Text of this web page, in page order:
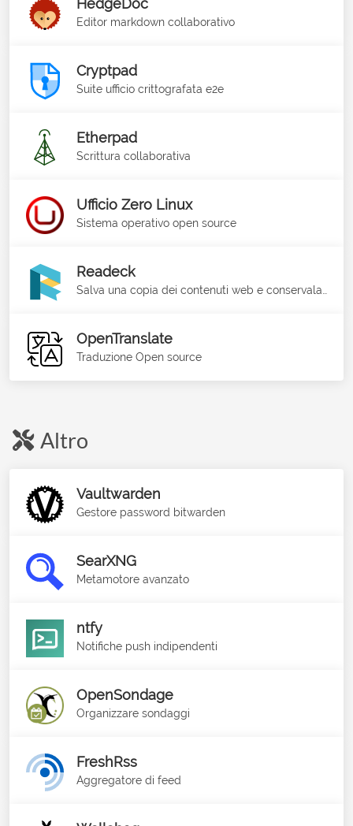
HedgeDoc
Editor markdown collaborativo
Cryptpad
Suite ufficio crittografata e2e
Etherpad
Scrittura collaborativa
Ufficio Zero Linux
Sistema operativo open source
Readeck
OpenTranslate
Traduzione Open source
Altro
Vaultwarden
Gestore password bitwarden
SearXNG
Metamotore avanzato
ntfy
Notifiche push indipendenti
OpenSondage
Organizzare sondaggi
FreshRss
Aggregatore di feed